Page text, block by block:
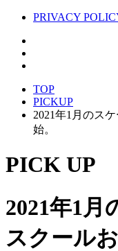
PRIVACY
TOP
PICKUP
2021年1月のス
始。
PICK UP
2021年1月
スクール